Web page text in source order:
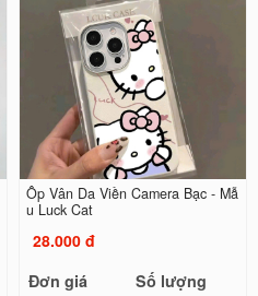
Ốp Vân Da Viền Camera Bạc - Mẫ
u Luck Cat
28.000 đ
Đơn giá
Số lượng